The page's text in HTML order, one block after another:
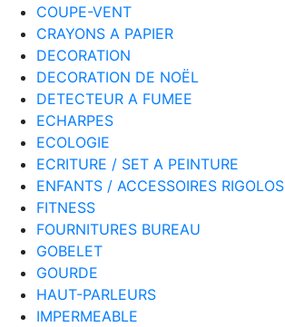
COUPE-VENT
CRAYONS A PAPIER
DECORATION
DECORATION DE NOËL
DETECTEUR A FUMEE
ECHARPES
ECOLOGIE
ECRITURE / SET A PEINTURE
ENFANTS / ACCESSOIRES RIGOLOS
FITNESS
FOURNITURES BUREAU
GOBELET
GOURDE
HAUT-PARLEURS
IMPERMEABLE